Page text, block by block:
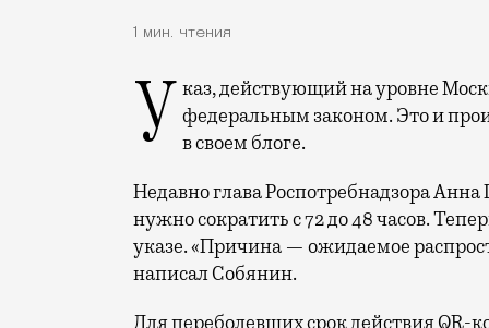
1 мин. чтения
Указ, действующий на уровне Москвы, должен быть приведен в соответствие с федеральным законом. Это и
в своем блоге.
Недавно глава Роспотребнадзора Анна
нужно сократить с 72 до 48 часов.
указе. «Причина — ожидаемое
написал Собянин.
Для переболевших срок действия QR-